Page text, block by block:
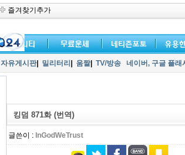
즐겨찾기추가
자유게시판| 밀리터리 움짤| TV/방송 네이버, 구글 플
킹덤 871화 (번역)
글쓴이 : InGodWeTrust